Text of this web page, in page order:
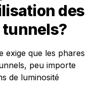
des
tunnels?
exige que les phares
peu importe
de luminosité